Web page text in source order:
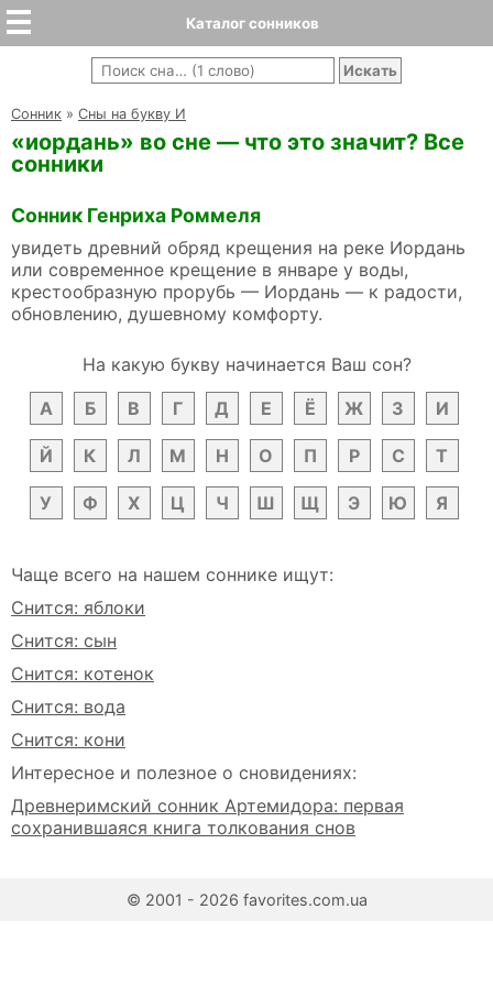
Каталог сонников
Cонник » Сны на букву И
«иордань» во сне — что это значит? Все
сонники
Сонник Генриха Роммеля
увидеть древний обряд крещения на реке Иордань
или современное крещение в январе у воды,
крестообразную прорубь — Иордань — к радости,
обновлению, душевному комфорту.
На какую букву начинается Ваш сон?
А
Б В Г Д Е Ё Ж З И
Й К Л М Н О П Р С Т
У Ф Х Ц Ч Ш Щ Э Ю Я
Чаще всего на нашем соннике ищут:
Снится: яблоки
Снится: сын
Снится: котенок
Снится: вода
Снится: кони
Интересное и полезное о сновидениях:
Древнеримский сонник Артемидора: первая
сохранившаяся книга толкования снов
© 2001 - 2026 favorites.com.ua